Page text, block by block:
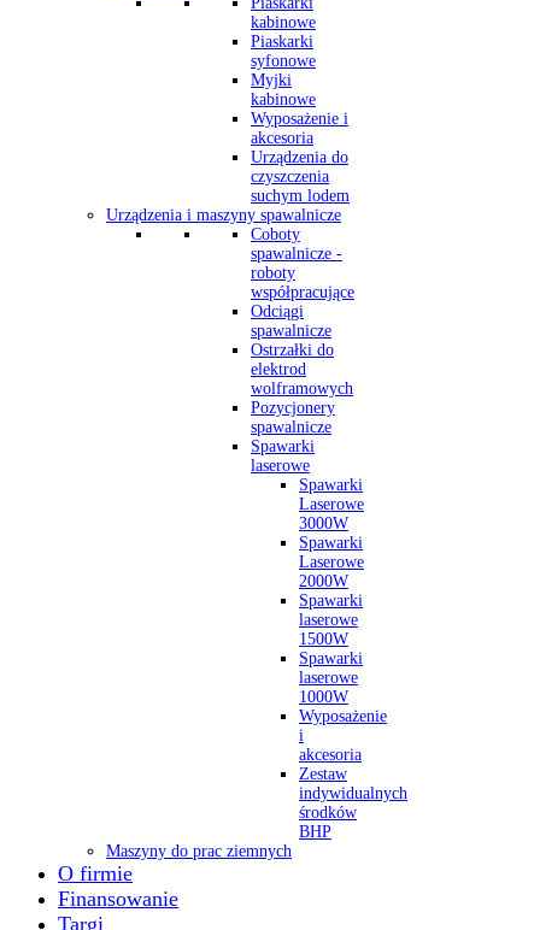
kabinowe
Piaskarki
syfonowe
Myjki
kabinowe
Wyposażenie i
akcesoria
Urządzenia do
czyszczenia
suchym lodem
Urządzenia i maszyny spawalnicze
Coboty
spawalnicze -
roboty
współpracujące
Odciągi
spawalnicze
Ostrzałki do
elektrod
wolframowych
Pozycjonery
spawalnicze
Spawarki
laserowe
Spawarki
Laserowe
3000W
Spawarki
Laserowe
2000W
Spawarki
laserowe
1500W
Spawarki
laserowe
1000W
Wyposażenie
i
akcesoria
Zestaw
indywidualnych
środków
BHP
Maszyny do prac ziemnych
O firmie
Finansowanie
Targi